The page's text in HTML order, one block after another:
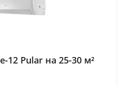
12 Pular на 25-30 м²